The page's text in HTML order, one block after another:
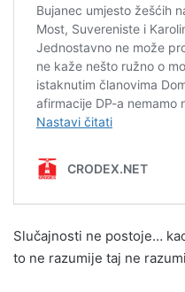
Slučajnosti ne postoje…
to ne razumije taj ne